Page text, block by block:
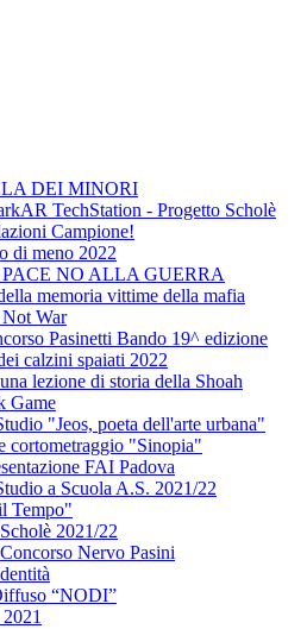
DEI MINORI
TechStation - Progetto Scholè
Campione!
di meno 2022
NO ALLA GUERRA
memoria vittime della mafia
War
Pasinetti Bando 19^ edizione
calzini spaiati 2022
lezione di storia della Shoah
Game
"Jeos, poeta dell'arte urbana"
cortometraggio "Sinopia"
FAI Padova
a Scuola A.S. 2021/22
Tempo"
2021/22
Nervo Pasini
“NODI”